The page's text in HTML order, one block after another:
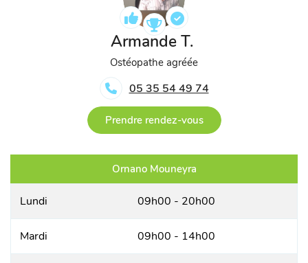
Armande T.
Ostéopathe agréée
05 35 54 49 74
Prendre rendez-vous
Ornano Mouneyra
Lundi 09h00 - 20h00
Mardi 09h00 - 14h00